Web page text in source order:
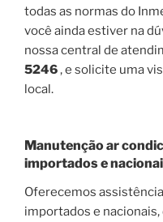
todas as normas do
você ainda estiver na
nossa central de
5246, e solicite uma
local.
Manutenção ar
importados e
Oferecemos
importados e